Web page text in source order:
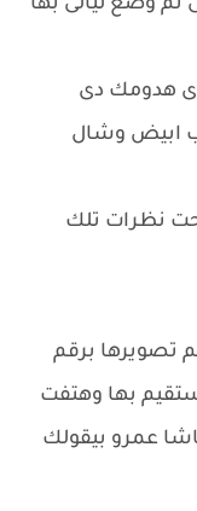
تم وضع ليالى بها
هدومك دى
ابيض وشال
نظرات تلك
تصويرها برقم
ستقيم بها وهتفت
عمرو بيقولك